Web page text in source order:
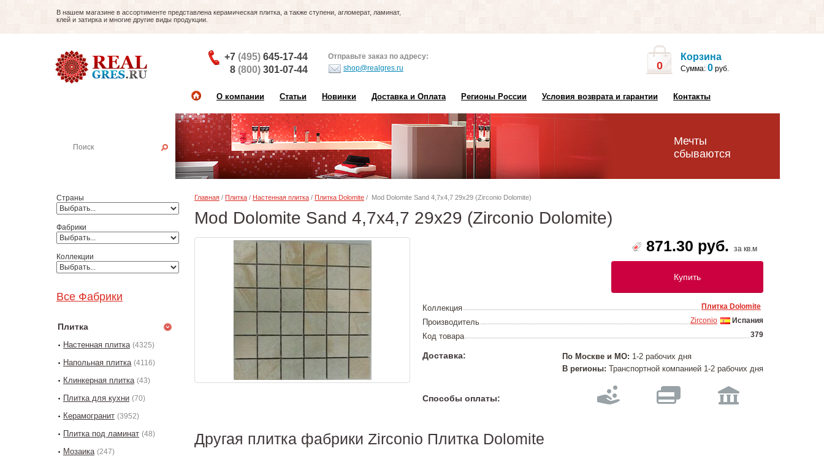
В нашем магазине в ассортименте представлена керамическая плитка, а также ступени, агломерат, ламинат,
клей и затирка и многие другие виды продукции.
+7 (495) 645-17-44
8 (800) 301-07-44
Отправьте заказ по адресу:
shop@realgres.ru
0
Корзина
Сумма: 0 руб.
О компании Статьи Новинки Доставка и Оплата Регионы России Условия возврата и гарантии Контакты
Мечты
сбываются
Страны
Фабрики
Коллекции
Все Фабрики
Плитка
Настенная плитка (4325)
Напольная плитка (4116)
Клинкерная плитка (43)
Плитка для кухни (70)
Керамогранит (3952)
Плитка под ламинат (48)
Мозаика (247)
Главная / Плитка / Настенная плитка / Плитка Dolomite / Mod Dolomite Sand 4,7x4,7 29x29 (Zirconio Dolomite)
Mod Dolomite Sand 4,7x4,7 29x29 (Zirconio Dolomite)
871.30 руб. за кв.м
Купить
Коллекция Плитка Dolomite
Производитель Испания
Zirconio
Код товара 379
Доставка: По Москве и МО: 1-2 рабочих дня
В регионы: Транспортной компанией 1-2 рабочих дня
Способы оплаты:
Другая плитка фабрики Zirconio Плитка Dolomite